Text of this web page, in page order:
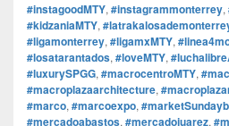
#instagoodMTY, #instagrammonterrey,
#kidzaniaMTY,
#ligamonterrey, #ligamxMTY,
#losatarantados, #loveMTY,
#luxurySPGG, #macrocentroMTY,
#macroplazaarchitecture,
#marco, #marcoexpo,
#mercadoabastos, #mercadojuarez,